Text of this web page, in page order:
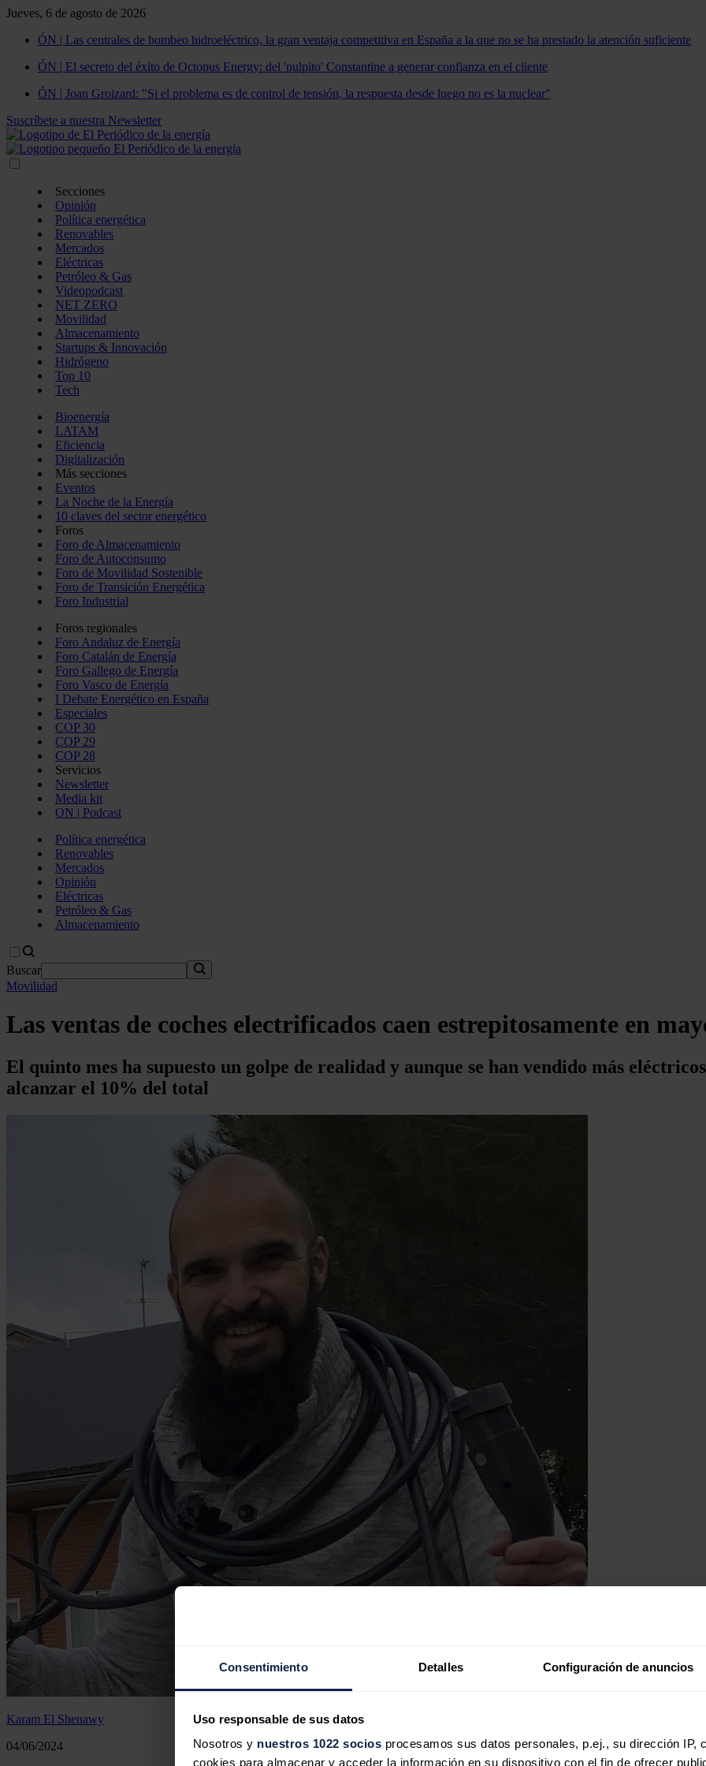
Consentimiento Detalles Configuración de anuncios
Uso responsable de sus datos
Nosotros y nuestros 1022 socios procesamos sus datos personales, p.ej., su dirección IP,
cookies para almacenar y acceder la información en su dispositivo con el fin de ofrecer
Jueves, 6 de agosto de 2026
ÓN | Las centrales de bombeo hidroeléctrico, la gran ventaja competitiva en España a la que no se ha prestado la atención suficiente
ÓN | El secreto del éxito de Octopus Energy: del 'pulpito' Constantine a generar confianza en el cliente
ÓN | Joan Groizard: "Si el problema es de control de tensión, la respuesta desde luego no es la nuclear"
Suscríbete a nuestra Newsletter
Secciones
Opinión
Política energética
Renovables
Mercados
Eléctricas
Petróleo & Gas
Videopodcast
NET ZERO
Movilidad
Almacenamiento
Startups & Innovación
Hidrógeno
Top 10
Tech
Bioenergía
LATAM
Eficiencia
Digitalización
Más secciones
Eventos
La Noche de la Energía
10 claves del sector energético
Foros
Foro de Almacenamiento
Foro de Autoconsumo
Foro de Movilidad Sostenible
Foro de Transición Energética
Foro Industrial
Foros regionales
Foro Andaluz de Energía
Foro Catalán de Energía
Foro Gallego de Energía
Foro Vasco de Energía
I Debate Energético en España
Especiales
COP 30
COP 29
COP 28
Servicios
Newsletter
Media kit
ON | Podcast
Política energética
Renovables
Mercados
Opinión
Eléctricas
Petróleo & Gas
Almacenamiento
Buscar
Movilidad
Las ventas de coches electrificados caen estrepitosamente en
El quinto mes ha supuesto un golpe de realidad y aunque se han vendido más
alcanzar el 10% del total
Karam El Shenawy
04/06/2024